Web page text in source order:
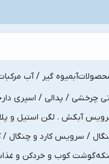
آبمیوه گیر / آب
تی چرخشی / پدالی / اسپری دار
آبکش . لگن استیل و
/ سرویس کارد و چنگال /
گوشت کوب و خردکن و